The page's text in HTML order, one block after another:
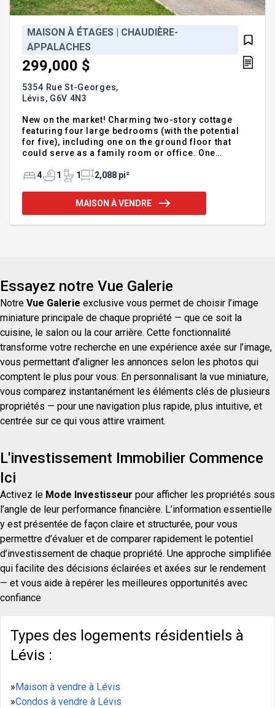
MAISON À ÉTAGES | CHAUDIÈRE-
APPALACHES
299,000 $
5354 Rue St-Georges,
Lévis, G6V 4N3
New on the market! Charming two-story cottage
featuring four large bedrooms (with the potential
for five), including one on the ground floor that
could serve as a family room or office. One
floor. Large, private lot--a rarity in this area.
everything within walking distance. Can be sold
furnished. It offers plenty of space for a large
4 1 1 2,088 pi²
MAISON À VENDRE
Essayez notre Vue Galerie
Notre Vue Galerie exclusive vous permet de choisir l’image
miniature principale de chaque propriété — que ce soit la
cuisine, le salon ou la cour arrière. Cette fonctionnalité
transforme votre recherche en une expérience axée sur l’image,
vous permettant d’aligner les annonces selon les photos qui
comptent le plus pour vous. En personnalisant la vue miniature,
vous comparez instantanément les éléments clés de plusieurs
propriétés — pour une navigation plus rapide, plus intuitive, et
centrée sur ce qui vous attire vraiment.
L'investissement Immobilier Commence
Ici
Activez le Mode Investisseur pour afficher les propriétés sous
l’angle de leur performance financière. L’information essentielle
y est présentée de façon claire et structurée, pour vous
permettre d’évaluer et de comparer rapidement le potentiel
d’investissement de chaque propriété. Une approche simplifiée
qui facilite des décisions éclairées et axées sur le rendement
— et vous aide à repérer les meilleures opportunités avec
confiance
Types des logements résidentiels à
Lévis :
»Maison à vendre à Lévis
»Condos à vendre à Lévis